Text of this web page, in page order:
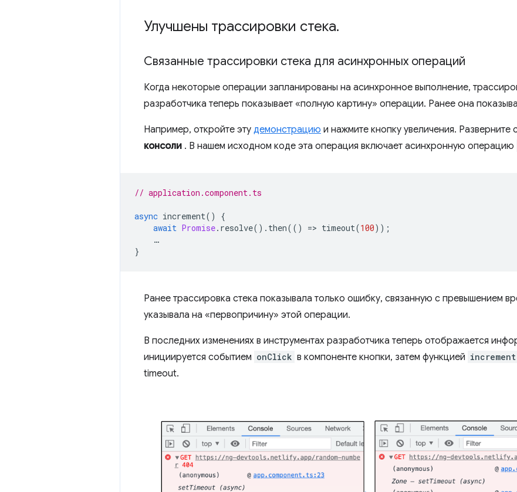
Улучшены трассировки стека.
Связанные трассировки стека для асинхронных операций
Когда некоторые операции запланированы на асинхронное выполнение,
разработчика теперь показывает «полную картину» операции. Ранее она
Например, откройте эту демонстрацию и нажмите кнопку увеличения.
консоли . В нашем исходном коде эта операция включает асинхронную операцию
// application.component.ts
async increment()
{
await Promise. resolve(). then(() => timeout(100));
…
}
Ранее трассировка стека показывала только ошибку, связанную с превышением
указывала на «первопричину» этой операции.
В последних изменениях в инструментах разработчика теперь отображается
инициируется событием onClick в компоненте кнопки, затем функцией increment
timeout.